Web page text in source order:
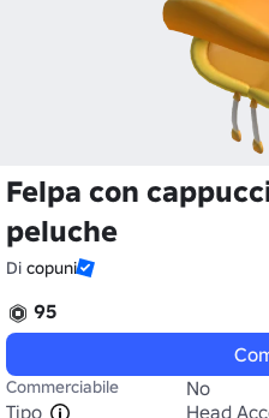
Felpa con
peluche
Di copuni
95
Commerciabile
No
Tipo
Head